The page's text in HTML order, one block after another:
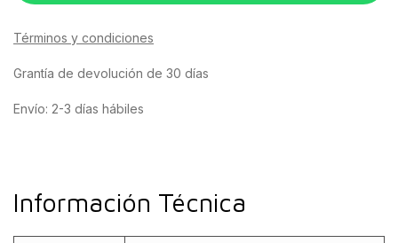
Términos y condiciones
Grantía de devolución de 30 días
Envío: 2-3 días hábiles
Información Técnica